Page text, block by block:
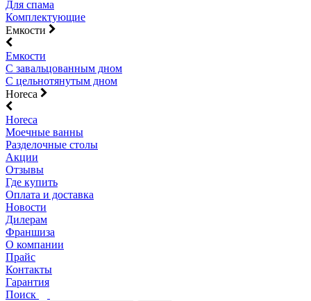
Для спама
Комплектующие
Емкости
Емкости
С завальцованным дном
С цельнотянутым дном
Horeca
Horeca
Моечные ванны
Разделочные столы
Акции
Отзывы
Где купить
Оплата и доставка
Новости
Дилерам
Франшиза
О компании
Прайс
Контакты
Гарантия
Поиск